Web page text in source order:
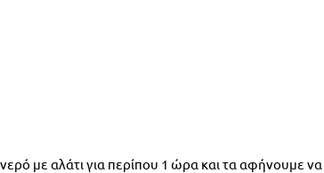
με αλάτι για περίπου 1 ώρα και τα αφήνουμε